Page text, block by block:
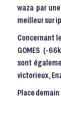
waza par
meilleur sur
Concernant
GOMES (-
sont
victorieux,
Place